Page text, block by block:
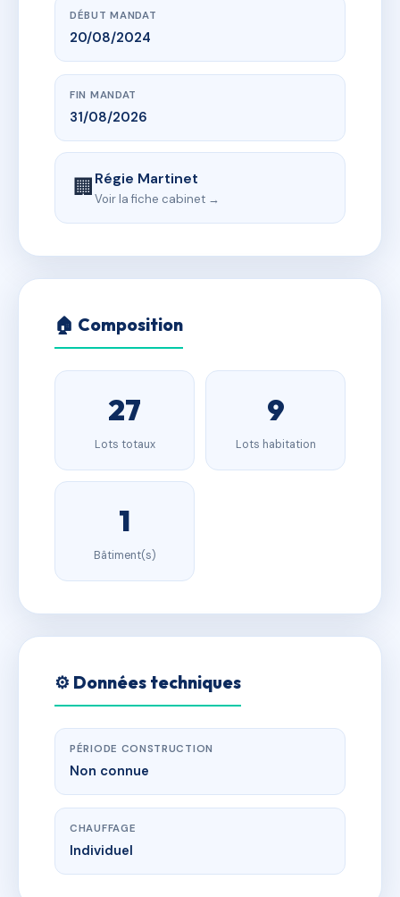
DÉBUT MANDAT
20/08/2024
FIN MANDAT
31/08/2026
🏢Régie Martinet
Voir la fiche cabinet →
🏠 Composition
27
Lots totaux
9
Lots habitation
1
Bâtiment(s)
⚙️ Données techniques
PÉRIODE CONSTRUCTION
Non connue
CHAUFFAGE
Individuel